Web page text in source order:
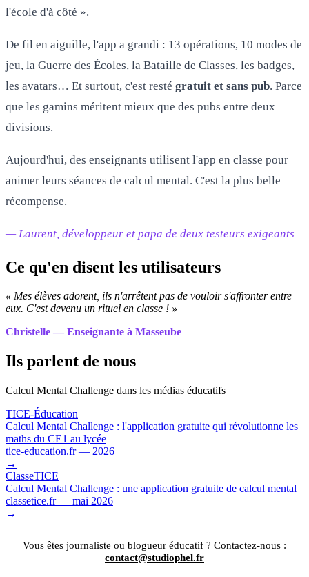
l'école d'à côté ».
De fil en aiguille, l'app a grandi : 13 opérations, 10 modes de
jeu, la Guerre des Écoles, la Bataille de Classes, les badges,
les avatars… Et surtout, c'est resté gratuit et sans pub. Parce
que les gamins méritent mieux que des pubs entre deux
divisions.
Aujourd'hui, des enseignants utilisent l'app en classe pour
animer leurs séances de calcul mental. C'est la plus belle
récompense.
— Laurent, développeur et papa de deux testeurs exigeants
Ce qu'en disent les utilisateurs
« Mes élèves adorent, ils n'arrêtent pas de vouloir s'affronter entre
eux. C'est devenu un rituel en classe ! »
Christelle — Enseignante à Masseube
Ils parlent de nous
Calcul Mental Challenge dans les médias éducatifs
TICE-Éducation
Calcul Mental Challenge : l'application gratuite qui révolutionne les
maths du CE1 au lycée
tice-education.fr — 2026
→
ClasseTICE
Calcul Mental Challenge : une application gratuite de calcul mental
classetice.fr — mai 2026
→
Vous êtes journaliste ou blogueur éducatif ? Contactez-nous :
contact@studiophel.fr